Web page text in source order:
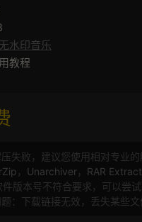
无水印音乐
教程
失败，建议您使用相对专业的
， Unarchiver， RAR
版本号不符合要求，可以尝试
：下载链接无效，丢失某些文